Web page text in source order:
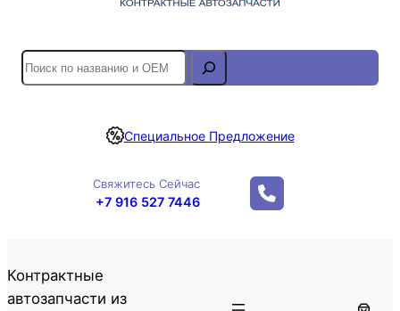
S
e
r
Специальное Предложение
Свяжитесь Сейчас
+7 916 527 7446
Контрактные
автозапчасти из